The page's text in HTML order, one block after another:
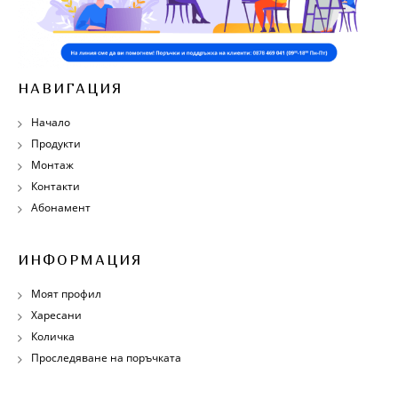
НАВИГАЦИЯ
Начало
Продукти
Монтаж
Контакти
Абонамент
ИНФОРМАЦИЯ
Моят профил
Харесани
Количка
Проследяване на поръчката